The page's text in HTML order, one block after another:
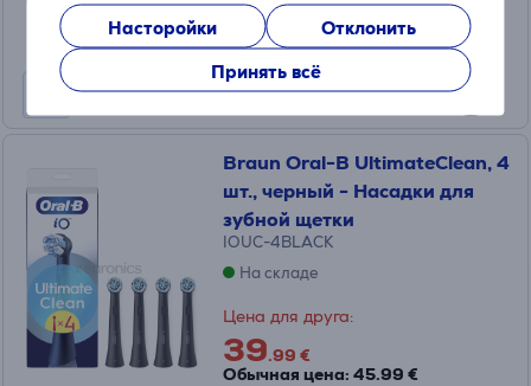
Насторойки
Отклонить
Принять всё
Обычная цена: 45.99 €
Braun Oral-B UltimateClean, 4
шт., черный - Насадки для
зубной щетки
IOUC-4BLACK
На складе
Цена для друга:
39.99 €
Обычная цена: 45.99 €